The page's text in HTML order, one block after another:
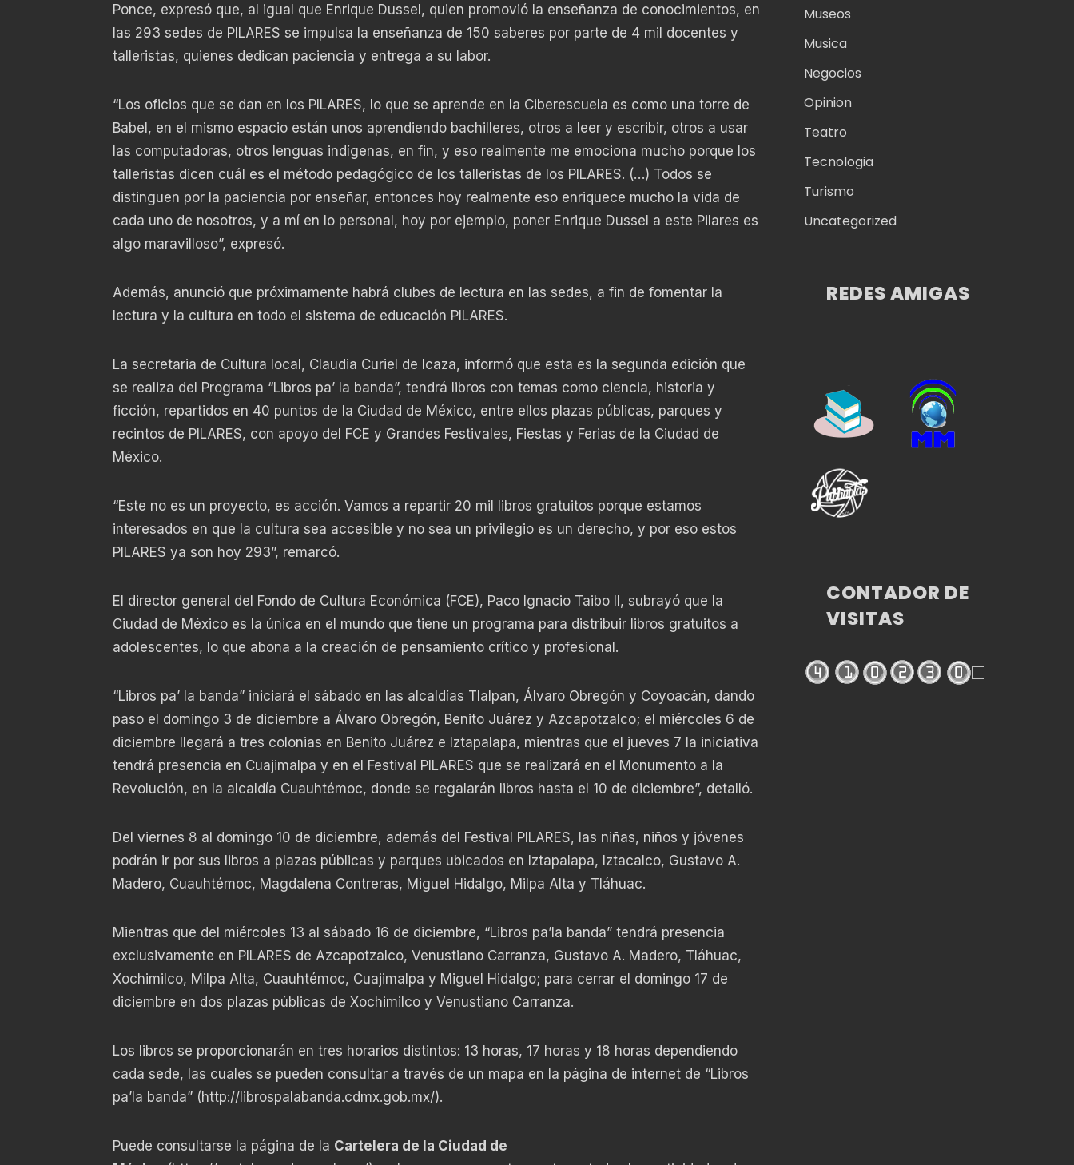
Ponce, expresó que, al igual que Enrique Dussel, quien promovió la enseñanza de conocimientos, en
las 293 sedes de PILARES se impulsa la enseñanza de 150 saberes por parte de 4 mil docentes y
talleristas, quienes dedican paciencia y entrega a su labor.
“Los oficios que se dan en los PILARES, lo que se aprende en la Ciberescuela es como una torre de
Babel, en el mismo espacio están unos aprendiendo bachilleres, otros a leer y escribir, otros a usar
las computadoras, otros lenguas indígenas, en fin, y eso realmente me emociona mucho porque los
talleristas dicen cuál es el método pedagógico de los talleristas de los PILARES. (…) Todos se
distinguen por la paciencia por enseñar, entonces hoy realmente eso enriquece mucho la vida de
cada uno de nosotros, y a mí en lo personal, hoy por ejemplo, poner Enrique Dussel a este Pilares es
algo maravilloso”, expresó.
Además, anunció que próximamente habrá clubes de lectura en las sedes, a fin de fomentar la
lectura y la cultura en todo el sistema de educación PILARES.
La secretaria de Cultura local, Claudia Curiel de Icaza, informó que esta es la segunda edición que
se realiza del Programa “Libros pa’ la banda”, tendrá libros con temas como ciencia, historia y
ficción, repartidos en 40 puntos de la Ciudad de México, entre ellos plazas públicas, parques y
recintos de PILARES, con apoyo del FCE y Grandes Festivales, Fiestas y Ferias de la Ciudad de
México.
“Este no es un proyecto, es acción. Vamos a repartir 20 mil libros gratuitos porque estamos
interesados en que la cultura sea accesible y no sea un privilegio es un derecho, y por eso estos
PILARES ya son hoy 293”, remarcó.
El director general del Fondo de Cultura Económica (FCE), Paco Ignacio Taibo II, subrayó que la
Ciudad de México es la única en el mundo que tiene un programa para distribuir libros gratuitos a
adolescentes, lo que abona a la creación de pensamiento crítico y profesional.
“Libros pa’ la banda” iniciará el sábado en las alcaldías Tlalpan, Álvaro Obregón y Coyoacán, dando
paso el domingo 3 de diciembre a Álvaro Obregón, Benito Juárez y Azcapotzalco; el miércoles 6 de
diciembre llegará a tres colonias en Benito Juárez e Iztapalapa, mientras que el jueves 7 la iniciativa
tendrá presencia en Cuajimalpa y en el Festival PILARES que se realizará en el Monumento a la
Revolución, en la alcaldía Cuauhtémoc, donde se regalarán libros hasta el 10 de diciembre”, detalló.
Del viernes 8 al domingo 10 de diciembre, además del Festival PILARES, las niñas, niños y jóvenes
podrán ir por sus libros a plazas públicas y parques ubicados en Iztapalapa, Iztacalco, Gustavo A.
Madero, Cuauhtémoc, Magdalena Contreras, Miguel Hidalgo, Milpa Alta y Tláhuac.
Mientras que del miércoles 13 al sábado 16 de diciembre, “Libros pa’la banda” tendrá presencia
exclusivamente en PILARES de Azcapotzalco, Venustiano Carranza, Gustavo A. Madero, Tláhuac,
Xochimilco, Milpa Alta, Cuauhtémoc, Cuajimalpa y Miguel Hidalgo; para cerrar el domingo 17 de
diciembre en dos plazas públicas de Xochimilco y Venustiano Carranza.
Los libros se proporcionarán en tres horarios distintos: 13 horas, 17 horas y 18 horas dependiendo
cada sede, las cuales se pueden consultar a través de un mapa en la página de internet de “Libros
pa’la banda” (http://librospalabanda.cdmx.gob.mx/).
Puede consultarse la página de la Cartelera de la Ciudad de
Museos
Musica
Negocios
Opinion
Teatro
Tecnologia
Turismo
Uncategorized
REDES AMIGAS
CONTADOR DE
VISITAS